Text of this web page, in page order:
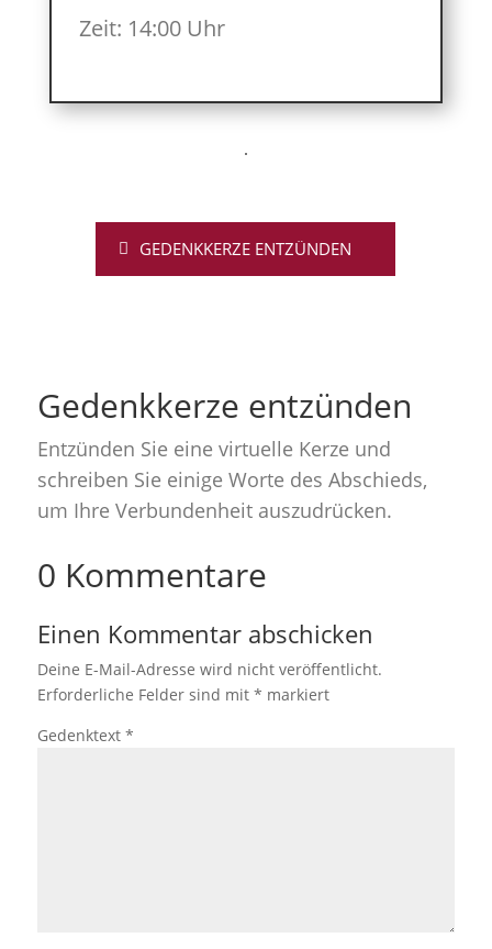
Zeit: 14:00 Uhr
GEDENKKERZE ENTZÜNDEN
Gedenkkerze entzünden
Entzünden Sie eine virtuelle Kerze und
schreiben Sie einige Worte des Abschieds,
um Ihre Verbundenheit auszudrücken.
0 Kommentare
Einen Kommentar abschicken
Deine E-Mail-Adresse wird nicht veröffentlicht.
Erforderliche Felder sind mit * markiert
Gedenktext *